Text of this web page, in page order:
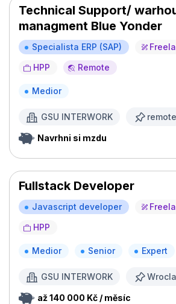
Technical Support/
managment Blue Yonder
Specialista ERP (SAP)
HPP
Remote
Medior
GSU INTERWORK remote
Navrhni si mzdu
Fullstack Developer
Javascript developer
HPP
Medior Senior Expert
GSU INTERWORK
až 140 000 Kč / měsíc